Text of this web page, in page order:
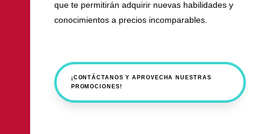
que te permitirán adquirir nuevas habilidades y
conocimientos a precios incomparables.
¡CONTÁCTANOS Y APROVECHA NUESTRAS
PROMOCIONES!